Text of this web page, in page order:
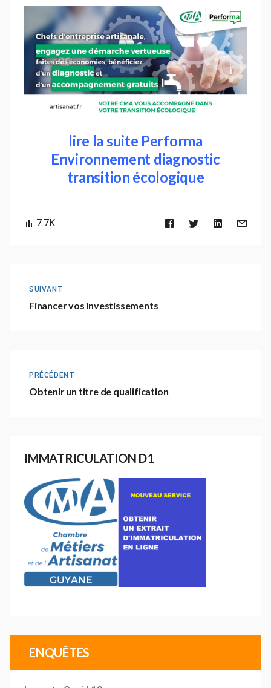
lire la suite Performa
Environnement diagnostic
transition écologique
7.7K
SUIVANT
Financer vos investissements
PRÉCÉDENT
Obtenir un titre de qualification
IMMATRICULATION D1
ENQUÊTES